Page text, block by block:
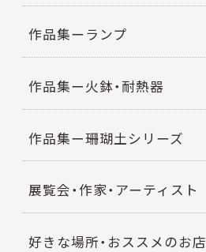
作品集ーランプ
作品集ー火鉢・耐熱器
作品集ー珊瑚土シリーズ
展覧会・作家・アーティスト
好きな場所・おススメのお店